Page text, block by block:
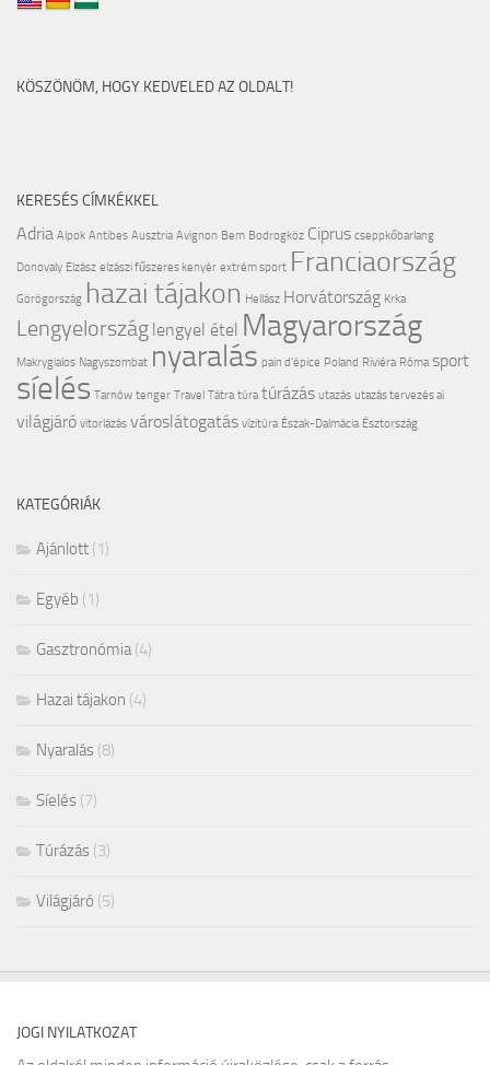
KÖSZÖNÖM, HOGY KEDVELED AZ OLDALT!
KERESÉS CÍMKÉKKEL
Adria Alpok Antibes Ausztria Avignon Bem Bodrogköz Ciprus cseppkőbarlang
Donovaly Elzász elzászi fűszeres kenyér extrém sport Franciaország
Görögország hazai tájakon Hellász Horvátország Krka
Lengyelország lengyel étel Magyarország
Makrygialos Nagyszombat nyaralás pain d'épice Poland Riviéra Róma sport
síelés Tarnów tenger Travel Tátra túra túrázás utazás utazás tervezés ai
világjáró vitorlázás városlátogatás vízitúra Észak-Dalmácia Észtország
KATEGÓRIÁK
Ajánlott (1)
Egyéb (1)
Gasztronómia(4)
Hazai tájakon (4)
Nyaralás (8)
Síelés (7)
Túrázás (3)
Világjáró (5)
JOGI NYILATKOZAT